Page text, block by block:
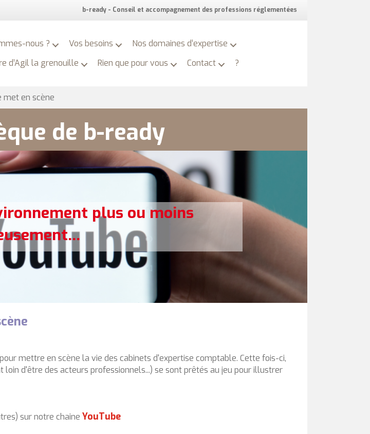
b-ready - Conseil et accompagnement des professions réglementées
nous ? Vos besoins
Nos domaines d’expertise
d’Agil la grenouille
Rien que pour vous Contact ?
met en scène
de b-ready
plus ou moins
mettre en scène la vie des cabinets d'expertise comptable. Cette fois-ci,
d'être des acteurs professionnels...) se sont prêtés au jeu pour illustrer
sur notre chaine YouTube